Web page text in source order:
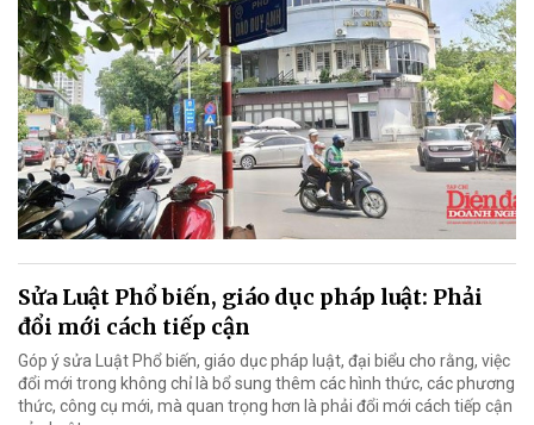
Sửa Luật Phổ biến, giáo dục pháp luật: Phải
đổi mới cách tiếp cận
Góp ý sửa Luật Phổ biến, giáo dục pháp luật, đại biểu cho rằng, việc
đổi mới trong không chỉ là bổ sung thêm các hình thức, các phương
thức, công cụ mới, mà quan trọng hơn là phải đổi mới cách tiếp cận